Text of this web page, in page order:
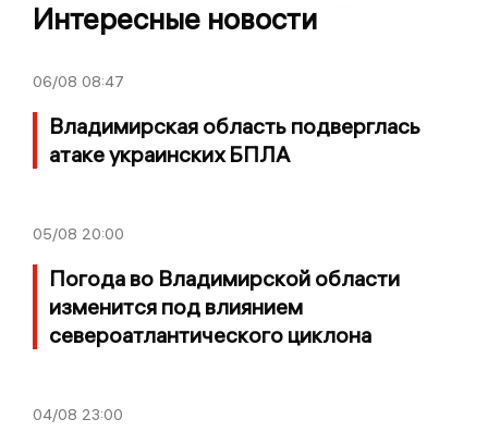
Интересные новости
06/08 08:47
Владимирская область подверглась
атаке украинских БПЛА
05/08 20:00
Погода во Владимирской области
изменится под влиянием
североатлантического циклона
04/08 23:00